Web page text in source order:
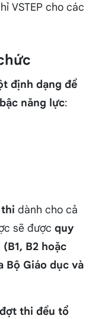
VSTEP cho các
định dạng đề
năng lực:
dành cho cả
sẽ được quy
B2 hoặc
Bộ Giáo dục và
thi đều tổ